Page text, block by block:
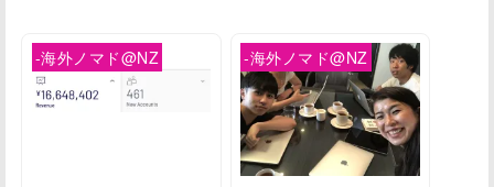
-海外ノマド@NZ -海外ノマド@NZ